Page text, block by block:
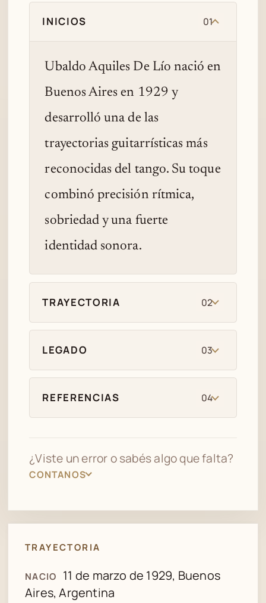
INICIOS 01
Ubaldo Aquiles De Lío nació en
Buenos Aires en 1929 y
desarrolló una de las
trayectorias guitarrísticas más
reconocidas del tango. Su toque
combinó precisión rítmica,
sobriedad y una fuerte
identidad sonora.
TRAYECTORIA 02
LEGADO 03
REFERENCIAS 04
¿Viste un error o sabés algo que falta?
CONTANOS
TRAYECTORIA
NACIO
11 de marzo de 1929, Buenos
Aires, Argentina